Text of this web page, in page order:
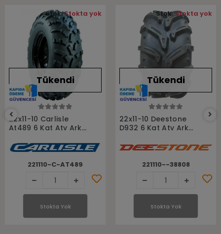
Stokta Yok
Tükendi
22x11-10 Carlisle
At489 6 Kat Atv Arka
221110-C-AT489
Stok:Stokta yok
Stokta Yok
Stokta Yok
Tükendi
22x11-10 Deestone
D932 6 Kat Atv Arka
221110--38808
Stok:Stokta yok
Stokta Yok